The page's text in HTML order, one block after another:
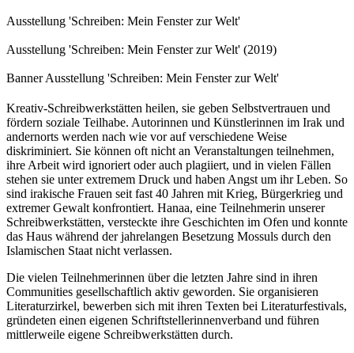
Ausstellung 'Schreiben: Mein Fenster zur Welt'
Ausstellung 'Schreiben: Mein Fenster zur Welt' (2019)
Banner Ausstellung 'Schreiben: Mein Fenster zur Welt'
Kreativ-Schreibwerkstätten heilen, sie geben Selbstvertrauen und
fördern soziale Teilhabe. Autorinnen und Künstlerinnen im Irak und
andernorts werden nach wie vor auf verschiedene Weise
diskriminiert. Sie können oft nicht an Veranstaltungen teilnehmen,
ihre Arbeit wird ignoriert oder auch plagiiert, und in vielen Fällen
stehen sie unter extremem Druck und haben Angst um ihr Leben. So
sind irakische Frauen seit fast 40 Jahren mit Krieg, Bürgerkrieg und
extremer Gewalt konfrontiert. Hanaa, eine Teilnehmerin unserer
Schreibwerkstätten, versteckte ihre Geschichten im Ofen und konnte
das Haus während der jahrelangen Besetzung Mossuls durch den
Islamischen Staat nicht verlassen.
Die vielen Teilnehmerinnen über die letzten Jahre sind in ihren
Communities gesellschaftlich aktiv geworden. Sie organisieren
Literaturzirkel, bewerben sich mit ihren Texten bei Literaturfestivals,
gründeten einen eigenen Schriftstellerinnenverband und führen
mittlerweile eigene Schreibwerkstätten durch.